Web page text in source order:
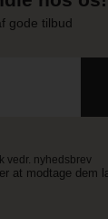
gode tilbud
vedr. nyhedsbrev
at modtage dem